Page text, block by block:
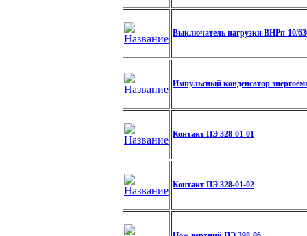
Выключатель нагрузки ВНРп-10/
Импульсный конденсатор
Контакт ПЭ 328-01-01
Контакт ПЭ 328-01-02